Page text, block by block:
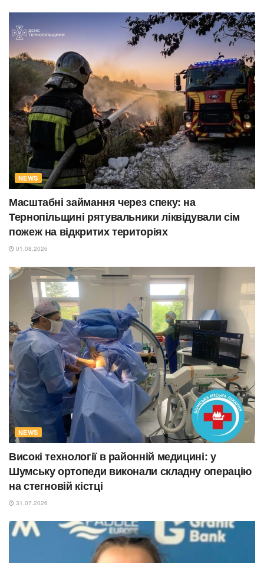
NEWS
Масштабні займання через спеку: на
Тернопільщині рятувальники ліквідували сім
пожеж на відкритих територіях
01.08.2026
NEWS
Високі технології в районній медицині: у
Шумську ортопеди виконали складну операцію
на стегновій кістці
31.07.2026